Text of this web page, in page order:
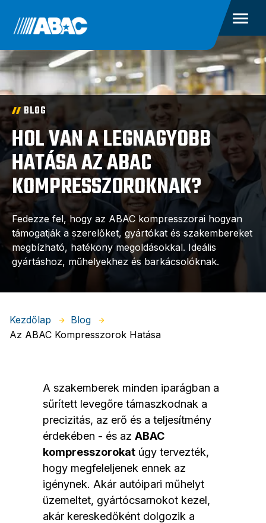
BLOG
HOL VAN A LEGNAGYOBB
HATÁSA AZ ABAC
KOMPRESSZOROKNAK?
Fedezze fel, hogy az ABAC kompresszorai hogyan
támogatják a szerelőket, gyártókat és szakembereket
megbízható, hatékony megoldásokkal. Ideális
gyártáshoz, műhelyekhez és barkácsolóknak.
Kezdőlap
Blog
Az ABAC Kompresszorok Hatása
A szakemberek minden iparágban a
sűrített levegőre támaszkodnak a
precizitás, az erő és a teljesítmény
érdekében - és az ABAC
kompresszorokat úgy tervezték,
hogy megfeleljenek ennek az
igénynek. Akár autóipari műhelyt
üzemeltet, gyártócsarnokot kezel,
akár kereskedőként dolgozik a